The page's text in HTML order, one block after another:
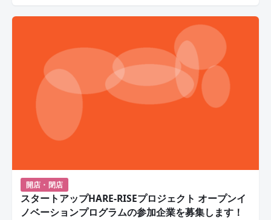
開店・閉店
スタートアップHARE-RISEプロジェクト オープンイ
ノベーションプログラムの参加企業を募集します！